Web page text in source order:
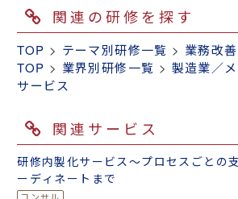
関連の研修を探す
TOP > テーマ別研修一覧 > 業務改
TOP > 業界別研修一覧 > 製造業／
サービス
関連サービス
研修内製化サービス～プロセスごとの
ーディネートまで